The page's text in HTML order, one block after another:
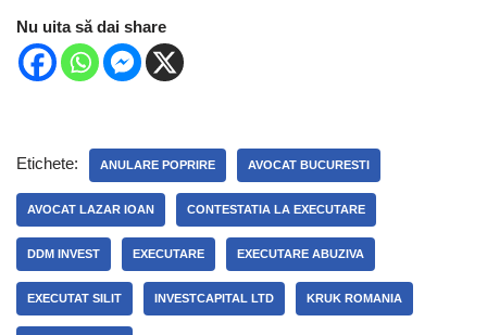
Nu uita să dai share
Etichete: ANULARE POPRIRE AVOCAT BUCURESTI
AVOCAT LAZAR IOAN CONTESTATIA LA EXECUTARE
DDM INVEST EXECUTARE EXECUTARE ABUZIVA
EXECUTAT SILIT INVESTCAPITAL LTD KRUK ROMANIA